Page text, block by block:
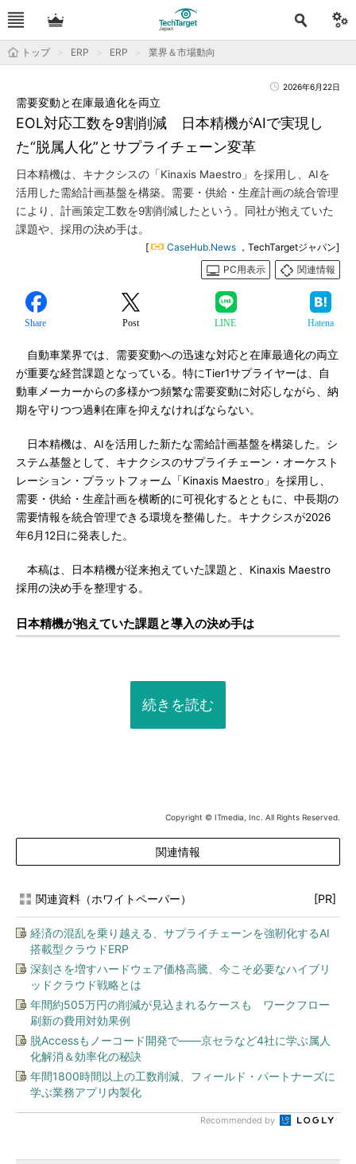
トップ ERP ERP 業界＆市場動向
2026年6月22日
EOL対応工数を9割削減 日本精機がAIで実現し
た“脱属人化”とサプライチェーン変革
需要変動と在庫最適化を両立
日本精機は、キナクシスの「Kinaxis Maestro」を採用し、AIを
活用した需給計画基盤を構築。需要・供給・生産計画の統合管理
により、計画策定工数を9割削減したという。同社が抱えていた
課題や、採用の決め手は。
[ CaseHub.News ，TechTargetジャパン]
PC用表示
関連情報
Share Post LINE Hatena
自動車業界では、需要変動への迅速な対応と在庫最適化の両立
が重要な経営課題となっている。特にTier1サプライヤーは、自
動車メーカーからの多様かつ頻繁な需要変動に対応しながら、納
期を守りつつ過剰在庫を抑えなければならない。
日本精機は、AIを活用した新たな需給計画基盤を構築した。シ
ステム基盤として、キナクシスのサプライチェーン・オーケスト
レーション・プラットフォーム「Kinaxis Maestro」を採用し、
需要・供給・生産計画を横断的に可視化するとともに、中長期の
需要情報を統合管理できる環境を整備した。キナクシスが2026
年6月12日に発表した。
本稿は、日本精機が従来抱えていた課題と、Kinaxis Maestro
採用の決め手を整理する。
日本精機が抱えていた課題と導入の決め手は
続きを読む
Copyright © ITmedia, Inc. All Rights Reserved.
関連情報
関連資料（ホワイトペーパー） [PR]
経済の混乱を乗り越える、サプライチェーンを強靭化するAI
搭載型クラウドERP
深刻さを増すハードウェア価格高騰、今こそ必要なハイブリ
ッドクラウド戦略とは
年間約505万円の削減が見込まれるケースも ワークフロー
刷新の費用対効果例
脱Accessもノーコード開発で――京セラなど4社に学ぶ属人
化解消＆効率化の秘訣
年間1800時間以上の工数削減、フィールド・パートナーズに
学ぶ業務アプリ内製化
Recommended by